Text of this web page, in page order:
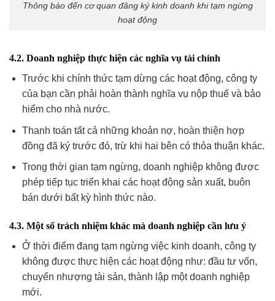
Thông báo đến cơ quan đăng ký kinh doanh khi tạm ngừng
hoạt động
4.2. Doanh nghiệp thực hiện các nghĩa vụ tài chính
Trước khi chính thức tạm dừng các hoạt động, công ty
của bạn cần phải hoàn thành nghĩa vụ nộp thuế và bảo
hiểm cho nhà nước.
Thanh toán tất cả những khoản nợ, hoàn thiện hợp
đồng đã ký trước đó, trừ khi hai bên có thỏa thuận khác.
Trong thời gian tạm ngừng, doanh nghiệp không được
phép tiếp tục triển khai các hoạt động sản xuất, buôn
bán dưới bất kỳ hình thức nào.
4.3. Một số trách nhiệm khác mà doanh nghiệp cần lưu ý
Ở thời điểm đang tạm ngừng việc kinh doanh, công ty
không được thực hiện các hoạt động như: đầu tư vốn,
chuyển nhượng tài sản, thành lập một doanh nghiệp
mới.